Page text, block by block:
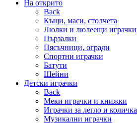
На открито
Back
Къщи, маси, столчета
Люлки и люлеещи играчки
Пързалки
Пясъчници, огради
Спортни играчки
Батути
Шейни
Детски играчки
Back
Меки играчки и книжки
Играчки за легло и количка
Музикални играчки